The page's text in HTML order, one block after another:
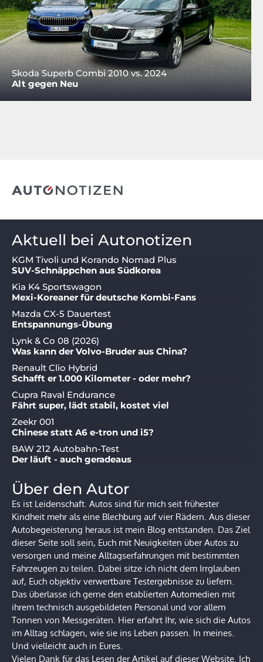
Skoda Superb Combi 2010 vs. 2024
Alt gegen Neu
Aktuell bei Autonotizen
KGM Tivoli und Korando Nomad Plus
SUV-Schnäppchen aus Südkorea
Kia K4 Sportswagon
Mexi-Koreaner für deutsche Kombi-Fans
Mazda CX-5 Dauertest
Entspannungs-Übung
Lynk & Co 08 (2026)
Was kann der Volvo-Bruder aus China?
Renault Clio Hybrid
Schafft er 1.000 Kilometer - oder mehr?
Cupra Raval Endurance
Fährt super, lädt stabil, kostet viel
Zeekr 001
Chinese statt A6 e-tron und i5?
BAW 212 Autobahn-Test
Der läuft - auch geradeaus
Über den Autor
Es ist Leidenschaft. Autos sind für mich seit frühester
Kindheit mehr als eine Blechburg auf vier Rädern. Aus dieser
Autobegeisterung heraus ist mein Blog entstanden. Das Ziel
dieser Seite soll sein, Euch mit Neuigkeiten über Autos zu
versorgen und meine Alltagserfahrungen mit bestimmten
Fahrzeugen zu teilen. Dabei sitze ich nicht dem Irrglauben
auf, Euch objektiv verwertbare Testergebnisse zu liefern.
Das überlasse ich gerne den etablierten Automedien mit
ihrem technisch ausgebildeten Personal und vor allem
Tonnen von Messgeräten. Hier erfahrt Ihr, wie sich die Autos
im Alltag schlagen, wie sie ins Leben passen. In meines.
Und vielleicht auch in Eures.
Vielen Dank für das Lesen der Artikel auf dieser Website. Ich